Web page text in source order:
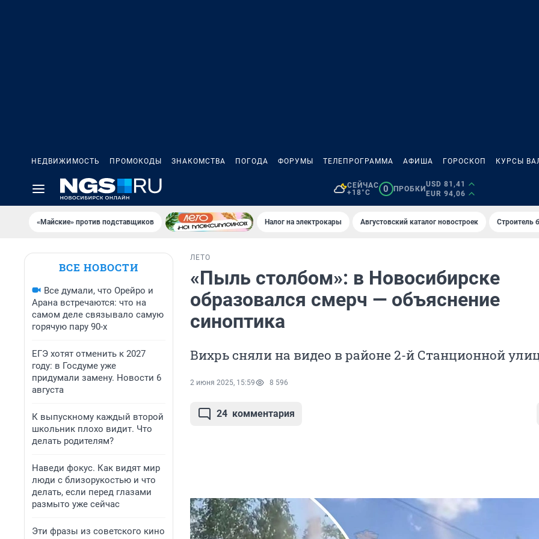
НЕДВИЖИМОСТЬ ПРОМОКОДЫ ЗНАКОМСТВА ПОГОДА ФОРУМЫ ТЕЛЕПРОГРАММА АФИША ГОРОСКОП КУРСЫ
СЕЙЧАС
+18°C
0 ПРОБКИ
USD 81,41
EUR 94,06
«Майские» против подставщиков Налог на электрокары Августовский каталог новостроек Строитель
ВСЕ НОВОСТИ
Все думали, что Орейро и
Арана встречаются: что на
самом деле связывало самую
горячую пару 90-х
ЕГЭ хотят отменить к 2027
году: в Госдуме уже
придумали замену. Новости 6
августа
К выпускному каждый второй
школьник плохо видит. Что
делать родителям?
Наведи фокус. Как видят мир
люди с близорукостью и что
делать, если перед глазами
размыто уже сейчас
Эти фразы из советского кино
ЛЕТО
«Пыль столбом»: в Новосибирске
образовался смерч — объяснение
синоптика
Вихрь сняли на видео в районе 2-й Станционной
2 июня 2025, 15:59 8 596
24 комментария